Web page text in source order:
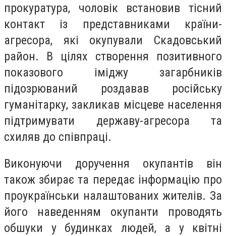
прокуратура, чоловік встановив тісний
контакт із представниками країни-
агресора, які окупували Скадовський
район. В цілях створення позитивного
показового іміджу загарбників
підозрюваний роздавав російську
гуманітарку, закликав місцеве населення
підтримувати державу-агресора та
схиляв до співпраці.
Виконуючи доручення окупантів він
також збирає та передає інформацію про
проукраїнськи налаштованих жителів. За
його наведенням окупанти проводять
обшуки у будинках людей, а у квітні